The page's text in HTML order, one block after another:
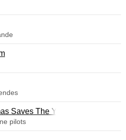
Saves The Year
pilots